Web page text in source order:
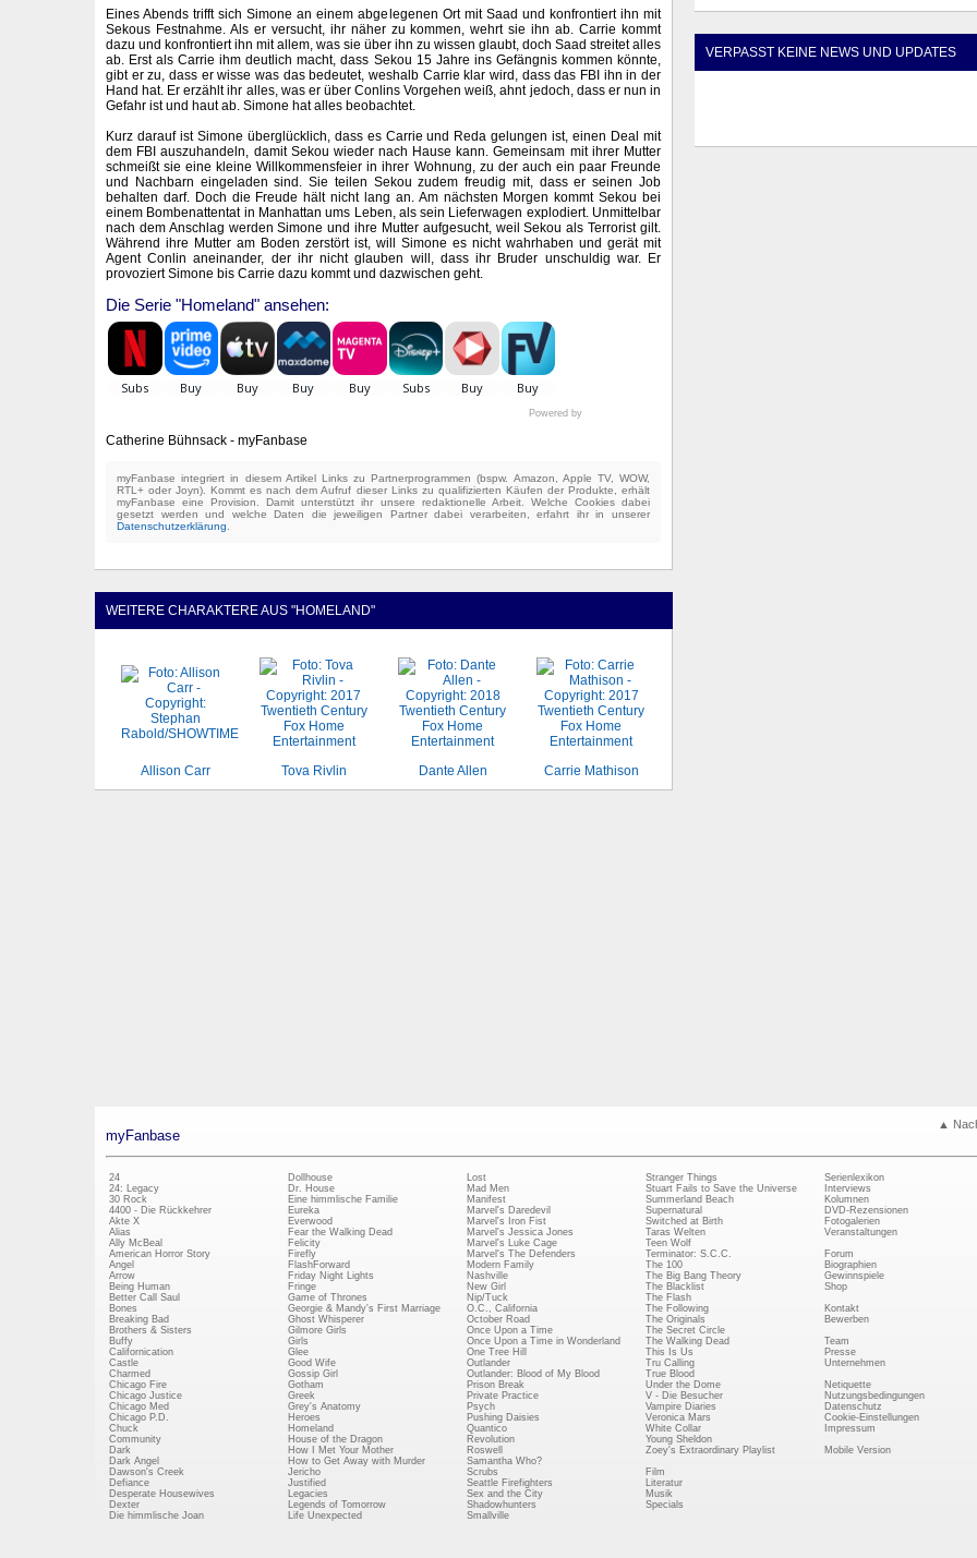
Eines Abends trifft sich Simone an einem abgelegenen Ort mit Saad und konfrontiert ihn mit
Sekous Festnahme. Als er versucht, ihr näher zu kommen, wehrt sie ihn ab. Carrie kommt
dazu und konfrontiert ihn mit allem, was sie über ihn zu wissen glaubt, doch Saad streitet alles
ab. Erst als Carrie ihm deutlich macht, dass Sekou 15 Jahre ins Gefängnis kommen könnte,
gibt er zu, dass er wisse was das bedeutet, weshalb Carrie klar wird, dass das FBI ihn in der
Hand hat. Er erzählt ihr alles, was er über Conlins Vorgehen weiß, ahnt jedoch, dass er nun in
Gefahr ist und haut ab. Simone hat alles beobachtet.
Kurz darauf ist Simone überglücklich, dass es Carrie und Reda gelungen ist, einen Deal mit
dem FBI auszuhandeln, damit Sekou wieder nach Hause kann. Gemeinsam mit ihrer Mutter
schmeißt sie eine kleine Willkommensfeier in ihrer Wohnung, zu der auch ein paar Freunde
und Nachbarn eingeladen sind. Sie teilen Sekou zudem freudig mit, dass er seinen Job
behalten darf. Doch die Freude hält nicht lang an. Am nächsten Morgen kommt Sekou bei
einem Bombenattentat in Manhattan ums Leben, als sein Lieferwagen explodiert. Unmittelbar
nach dem Anschlag werden Simone und ihre Mutter aufgesucht, weil Sekou als Terrorist gilt.
Während ihre Mutter am Boden zerstört ist, will Simone es nicht wahrhaben und gerät mit
Agent Conlin aneinander, der ihr nicht glauben will, dass ihr Bruder unschuldig war. Er
provoziert Simone bis Carrie dazu kommt und dazwischen geht.
Die Serie "Homeland" ansehen:
Powered by
Catherine Bühnsack - myFanbase
myFanbase integriert in diesem Artikel Links zu Partnerprogrammen (bspw. Amazon, Apple TV, WOW,
RTL+ oder Joyn). Kommt es nach dem Aufruf dieser Links zu qualifizierten Käufen der Produkte, erhält
myFanbase eine Provision. Damit unterstützt ihr unsere redaktionelle Arbeit. Welche Cookies dabei
gesetzt werden und welche Daten die jeweiligen Partner dabei verarbeiten, erfahrt ihr in unserer
Datenschutzerklärung.
WEITERE CHARAKTERE AUS "HOMELAND"
Allison Carr Tova Rivlin Dante Allen Carrie Mathison
VERPASST KEINE NEWS UND UPDATES
▲
myFanbase
24
24: Legacy
30 Rock
4400 - Die Rückkehrer
Akte X
Alias
Ally McBeal
American Horror Story
Angel
Arrow
Being Human
Better Call Saul
Bones
Breaking Bad
Brothers & Sisters
Buffy
Californication
Castle
Charmed
Chicago Fire
Chicago Justice
Chicago Med
Chicago P.D.
Chuck
Community
Dark
Dark Angel
Dawson's Creek
Defiance
Desperate Housewives
Dexter
Die himmlische Joan
Dollhouse
Dr. House
Eine himmlische Familie
Eureka
Everwood
Fear the Walking Dead
Felicity
Firefly
FlashForward
Friday Night Lights
Fringe
Game of Thrones
Georgie & Mandy's First Marriage
Ghost Whisperer
Gilmore Girls
Girls
Glee
Good Wife
Gossip Girl
Gotham
Greek
Grey's Anatomy
Heroes
Homeland
House of the Dragon
How I Met Your Mother
How to Get Away with Murder
Jericho
Justified
Legacies
Legends of Tomorrow
Life Unexpected
Lost
Mad Men
Manifest
Marvel's Daredevil
Marvel's Iron Fist
Marvel's Jessica Jones
Marvel's Luke Cage
Marvel's The Defenders
Modern Family
Nashville
New Girl
Nip/Tuck
O.C., California
October Road
Once Upon a Time
Once Upon a Time in Wonderland
One Tree Hill
Outlander
Outlander: Blood of My Blood
Prison Break
Private Practice
Psych
Pushing Daisies
Quantico
Revolution
Roswell
Samantha Who?
Scrubs
Seattle Firefighters
Sex and the City
Shadowhunters
Smallville
Stranger Things
Stuart Fails to Save the Universe
Summerland Beach
Supernatural
Switched at Birth
Taras Welten
Teen Wolf
Terminator: S.C.C.
The 100
The Big Bang Theory
The Blacklist
The Flash
The Following
The Originals
The Secret Circle
The Walking Dead
This Is Us
Tru Calling
True Blood
Under the Dome
V - Die Besucher
Vampire Diaries
Veronica Mars
White Collar
Young Sheldon
Zoey's Extraordinary Playlist
Film
Literatur
Musik
Specials
Serienlexikon
Interviews
Kolumnen
DVD-Rezensionen
Fotogalerien
Veranstaltungen
Forum
Biographien
Gewinnspiele
Shop
Kontakt
Bewerben
Team
Presse
Unternehmen
Netiquette
Nutzungsbedingungen
Datenschutz
Cookie-Einstellungen
Impressum
Mobile Version